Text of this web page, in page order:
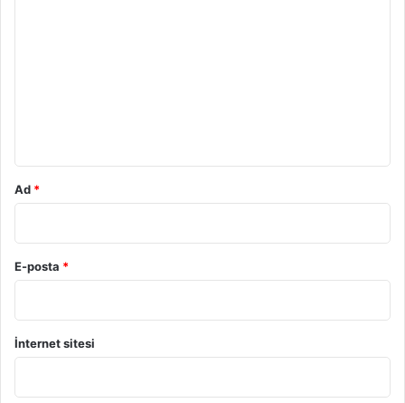
Ad *
E-posta *
İnternet sitesi